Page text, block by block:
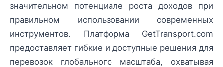
значительном потенциале роста доходов при
правильном использовании современных
инструментов. Платформа GetTransport.com
предоставляет гибкие и доступные решения для
перевозок глобального масштаба, охватывая